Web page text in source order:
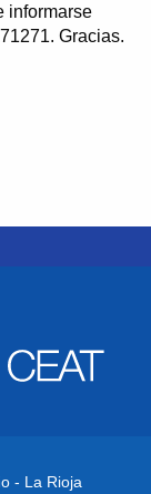
informarse
Gracias.
- La Rioja